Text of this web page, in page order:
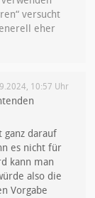
versucht
eher
10:57 Uhr
darauf
es nicht für
kann man
also die
Vorgabe